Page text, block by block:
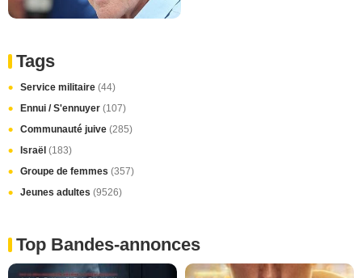
Tags
Service militaire (44)
Ennui / S'ennuyer (107)
Communauté juive (285)
Israël (183)
Groupe de femmes (357)
Jeunes adultes (9526)
Top Bandes-annonces